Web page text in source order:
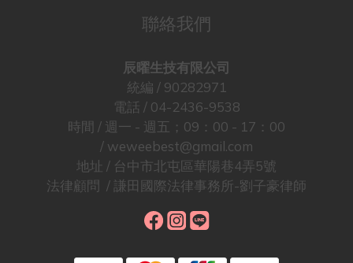
聯絡我們
辰曜生技有限公司
統編 / 90282971
電話 / 04-2436-9538
時間 / 週一 - 週五；09：00 - 17：00
/ weweebest@gmail.com
地址 / 台中市北屯區華陽巷4弄5號
法律顧問 / 謙田國際法律事務所-劉子豪律師